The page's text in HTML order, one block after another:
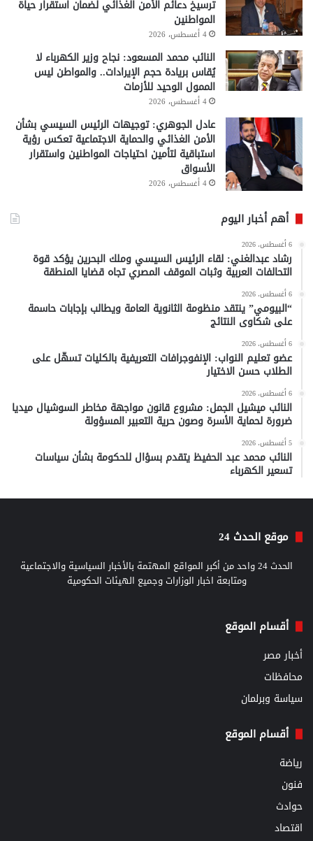
ترسيخ دعائم الأمن الغذائي لضمان استقرار حياة
المواطنين
4 أغسطس، 2026
النائب محمد المسعود: نجاح وزير الكهرباء لا
يُقاس بريادة حجم الإيرادات.. والمواطن ليس
الممول الوحيد للأزمات
4 أغسطس، 2026
عادل الجوهري: توجيهات الرئيس السيسي بشأن
الأمن الغذائي والحماية الاجتماعية تعكس رؤية
استباقية لتأمين احتياجات المواطنين واستقرار
الأسواق
4 أغسطس، 2026
أهم أخبار اليوم
6 أغسطس، 2026
رشاد عبدالغني: لقاء الرئيس السيسي وملك البحرين يؤكد قوة
التحالفات العربية وثبات الموقف المصري تجاه قضايا المنطقة
6 أغسطس، 2026
“البيومي” ينتقد منظومة الثانوية العامة ويطالب بإجابات حاسمة
على شكاوى النتائج
6 أغسطس، 2026
عضو تعليم النواب: الإنفوجرافات التعريفية بالكليات تسهّل على
الطلاب حسن الاختيار
6 أغسطس، 2026
النائب ميشيل الجمل: مشروع قانون مواجهة مخاطر السوشيال ميديا
ضرورة لحماية الأسرة وصون حرية التعبير المسؤولة
5 أغسطس، 2026
النائب محمد عبد الحفيظ يتقدم بسؤال للحكومة بشأن سياسات
تسعير الكهرباء
موقع الحدث 24
الحدث 24 واحد من أكبر المواقع المهتمة بالأخبار السياسية والاجتماعية
ومتابعة اخبار الوزارات وجميع الهيئات الحكومية
أقسام الموقع
أخبار مصر
محافظات
سياسة وبرلمان
أقسام الموقع
رياضة
فنون
حوادث
اقتصاد